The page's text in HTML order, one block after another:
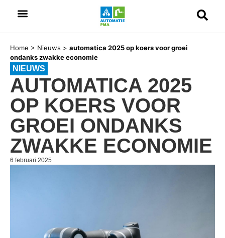
Home > Nieuws > automatica 2025 op koers voor groei
ondanks zwakke economie
NIEUWS
AUTOMATICA 2025
OP KOERS VOOR
GROEI ONDANKS
ZWAKKE ECONOMIE
6 februari 2025